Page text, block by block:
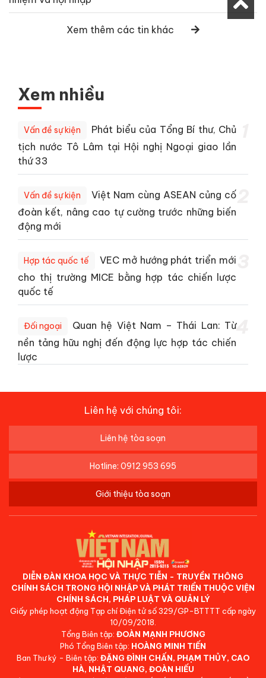
Xem thêm các tin khác
Xem nhiều
Vấn đề sự kiện
Phát biểu của Tổng Bí thư, Chủ
tịch nước Tô Lâm tại Hội nghị Ngoại giao lần
thứ 33
Vấn đề sự kiện
Việt Nam cùng ASEAN củng cố
đoàn kết, nâng cao tự cường trước những biến
động mới
Hợp tác quốc tế
VEC mở hướng phát triển mới
cho thị trường MICE bằng hợp tác chiến lược
quốc tế
Đối ngoại
Quan hệ Việt Nam – Thái Lan: Từ
nền tảng hữu nghị đến động lực hợp tác chiến
lược
4
Liên hệ với chúng tôi:
Liên hệ tòa soạn
Hotline: 0912 953 695
Giới thiệu tòa soạn
DIỄN ĐÀN KHOA HỌC VÀ THỰC TIỄN - TRUYỀN THÔNG
CHÍNH SÁCH TRONG HỘI NHẬP VÀ PHÁT TRIỂN THUỘC VIỆN
CHÍNH SÁCH, PHÁP LUẬT VÀ QUẢN LÝ
Giấy phép hoạt động Tạp chí Điện tử số 329/GP-BTTTT cấp ngày
10/09/2018.
Tổng Biên tập: ĐOÀN MẠNH PHƯƠNG
Phó Tổng Biên tập: HOÀNG MINH TIẾN
Ban Thư ký - Biên tập: ĐẶNG ĐÌNH CHẤN, PHẠM THỦY, CAO
HÀ, NHẬT QUANG, ĐOÀN HIẾU